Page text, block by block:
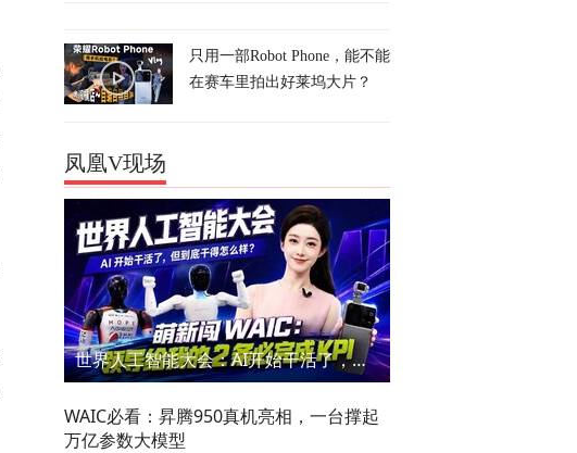
只用一部Robot Phone，能不能
在赛车里拍出好莱坞大片？
凤凰V现场
世界人工智能大会：AI开始干活了，但到底干的怎么样？萌新闯WAIC
WAIC必看：昇腾950真机亮相，一台撑起
万亿参数大模型